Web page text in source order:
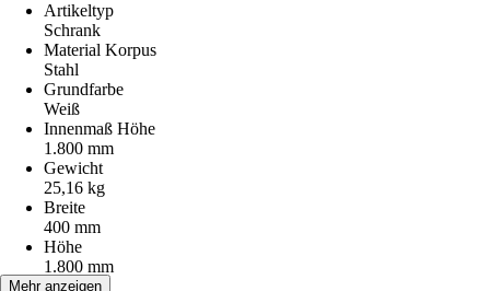
Artikeltyp
Schrank
Material Korpus
Stahl
Grundfarbe
Weiß
Innenmaß Höhe
1.800 mm
Gewicht
25,16 kg
Breite
400 mm
Höhe
1.800 mm
Tiefe
Mehr anzeigen